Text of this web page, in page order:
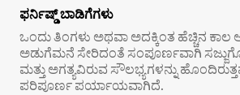
ಫರ್ನಿಷ್ಡ್ ಬಾಡಿಗೆಗಳು
ಒಂದು ತಿಂಗಳು ಅಥವಾ ಅದಕ್ಕಿಂತ ಹೆಚ್ಚಿನ
ಅಡುಗೆಮನೆ ಸೇರಿದಂತೆ ಸಂಪೂರ್ಣವಾಗಿ
ಮತ್ತು ಅಗತ್ಯವಿರುವ ಸೌಲಭ್ಯಗಳನ್ನು
ಪರಿಪೂರ್ಣ ಪರ್ಯಾಯವಾಗಿದೆ.